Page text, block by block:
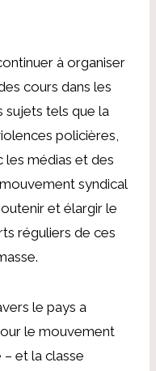
à organiser
cours dans les
sujets tels que la
policières,
les médias et des
syndical
et élargir le
réguliers de ces
le pays a
le mouvement
et la classe